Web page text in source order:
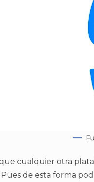
cualquier otra
Pues de esta forma